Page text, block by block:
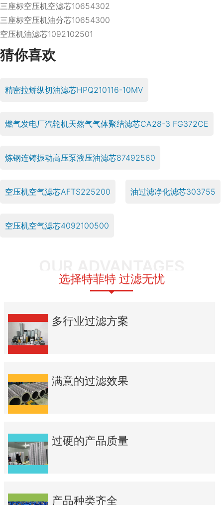
三座标空压机空滤芯10654302
三座标空压机油分芯10654300
空压机油滤芯1092102501
猜你喜欢
精密拉矫纵切油滤芯HPQ210116-10MV
燃气发电厂汽轮机天然气气体聚结滤芯CA28-3 FG372CE
炼钢连铸振动高压泵液压油滤芯87492560
空压机空气滤芯AFTS225200 油过滤净化滤芯303755
空压机空气滤芯4092100500
选择特菲特 过滤无忧
多行业过滤方案
满意的过滤效果
过硬的产品质量
产品种类齐全